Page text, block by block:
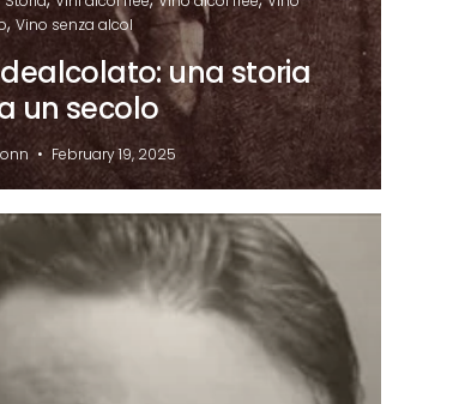
Vino senza alcol
una storia
un secolo
February 19, 2025